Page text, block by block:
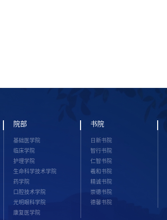
院部
基础医学院
临床学院
护理学院
生命科学技术学院
药学院
口腔技术学院
光明眼科学院
康复医学院
书院
日新书院
智行书院
仁智书院
羲和书院
精诚书院
崇德书院
德馨书院